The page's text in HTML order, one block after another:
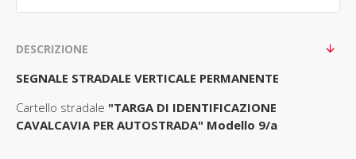
DESCRIZIONE
SEGNALE STRADALE VERTICALE PERMANENTE
Cartello stradale "TARGA DI IDENTIFICAZIONE
CAVALCAVIA PER AUTOSTRADA" Modello 9/a